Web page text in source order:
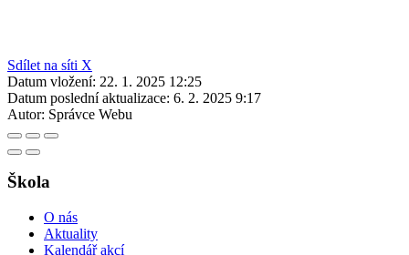
Sdílet na síti X
Datum vložení: 22. 1. 2025 12:25
Datum poslední aktualizace: 6. 2. 2025 9:17
Autor: Správce Webu
Škola
O nás
Aktuality
Kalendář akcí